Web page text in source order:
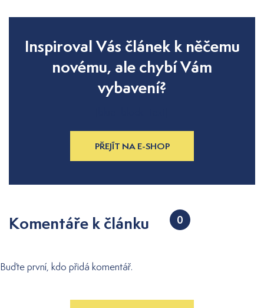
Inspiroval Vás článek k něčemu
novému, ale chybí Vám
vybavení?
PŘEJÍT NA E-SHOP
Komentáře k článku 0
Buďte první, kdo přidá komentář.